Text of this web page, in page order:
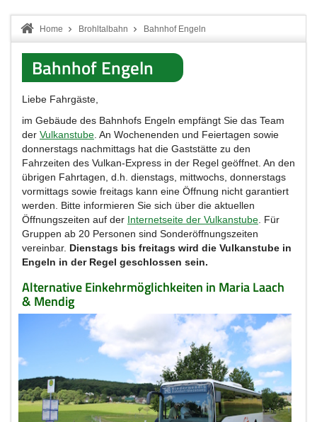
Home Brohltalbahn Bahnhof Engeln
Bahnhof Engeln
Liebe Fahrgäste,
im Gebäude des Bahnhofs Engeln empfängt Sie das Team
der Vulkanstube . An Wochenenden und Feiertagen sowie
donnerstags nachmittags hat die Gaststätte zu den
Fahrzeiten des Vulkan-Express in der Regel geöffnet. An den
übrigen Fahrtagen, d.h. dienstags, mittwochs, donnerstags
vormittags sowie freitags kann eine Öffnung nicht garantiert
werden. Bitte informieren Sie sich über die aktuellen
Öffnungszeiten auf der Internetseite der Vulkanstube . Für
Gruppen ab 20 Personen sind Sonderöffnungszeiten
vereinbar. Dienstags bis freitags wird die Vulkanstube in
Engeln in der Regel geschlossen sein.
Alternative Einkehrmöglichkeiten in Maria Laach
& Mendig